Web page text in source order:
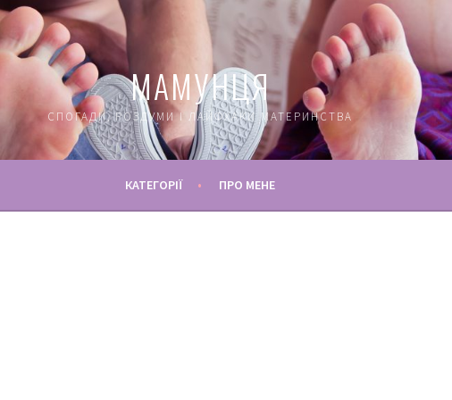
МАМУНЦЯ
СПОГАДИ, РОЗДУМИ І ЛАЙФХАКИ МАТЕРИНСТВА
КАТЕГОРІЇ ПРО МЕНЕ